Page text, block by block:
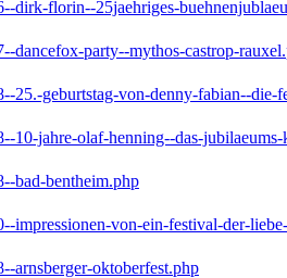
dirk-florin--25jaehriges-
dancefox-party--mythos-castrop-
25.-geburtstag-von-denny-fabian--die-
10-jahre-olaf-henning--das-
bad-bentheim.php
impressionen-von-ein-festival-der-
arnsberger-oktoberfest.php